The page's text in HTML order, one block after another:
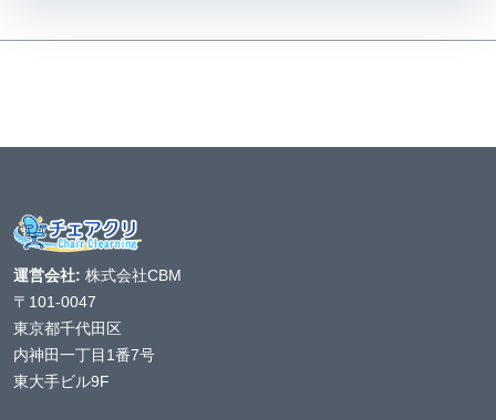
運営会社: 株式会社CBM
〒101-0047
東京都千代田区
内神田一丁目1番7号
東大手ビル9F